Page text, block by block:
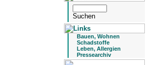
Bauen, Wohnen
Schadstoffe
Leben, Allergien
Pressearchiv